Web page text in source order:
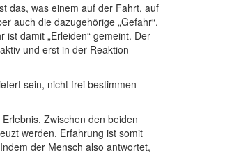
das, was einem auf der Fahrt, auf
auch die dazugehörige „Gefahr“.
damit „Erleiden“ gemeint. Der
und erst in der Reaktion
sein, nicht frei bestimmen
Zwischen den beiden
werden. Erfahrung ist somit
der Mensch also antwortet,